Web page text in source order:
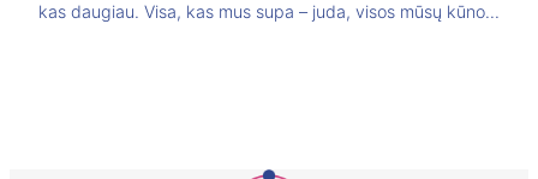
kas daugiau. Visa, kas mus supa – juda, visos mūsų kūno…